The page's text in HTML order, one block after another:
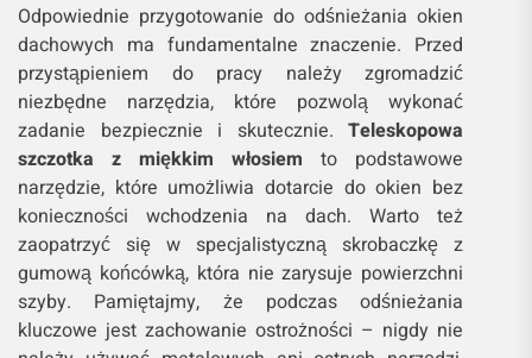
Odpowiednie przygotowanie do odśnieżania okien
dachowych ma fundamentalne znaczenie. Przed
przystąpieniem do pracy należy zgromadzić
niezbędne narzędzia, które pozwolą wykonać
zadanie bezpiecznie i skutecznie.Teleskopowa
szczotka z miękkim włosiem to podstawowe
narzędzie, które umożliwia dotarcie do okien bez
konieczności wchodzenia na dach. Warto też
zaopatrzyć się w specjalistyczną skrobaczkę z
gumową końcówką, która nie zarysuje powierzchni
szyby. Pamiętajmy, że podczas odśnieżania
kluczowe jest zachowanie ostrożności – nigdy nie